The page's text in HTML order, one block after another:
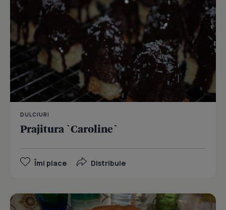
DULCIURI
Prajitura `Caroline`
Îmi place Distribuie